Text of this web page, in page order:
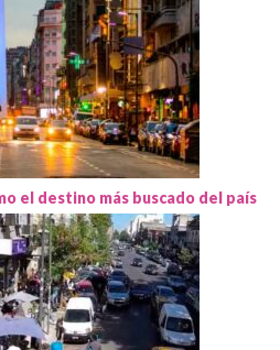
el destino más buscado del país